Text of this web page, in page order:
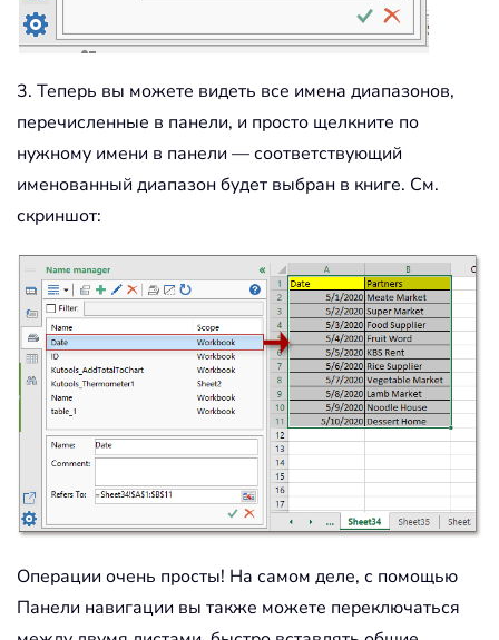
3. Теперь вы можете видеть все имена диапазонов,
перечисленные в панели, и просто щелкните по
нужному имени в панели — соответствующий
именованный диапазон будет выбран в книге. См.
скриншот:
Операции очень просты! На самом деле, с помощью
Панели навигации вы также можете переключаться